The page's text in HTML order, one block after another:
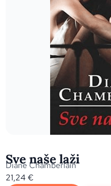
Sve naše laži
Diane Chamberlain
21,24€